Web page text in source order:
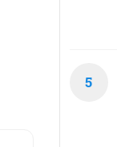
5